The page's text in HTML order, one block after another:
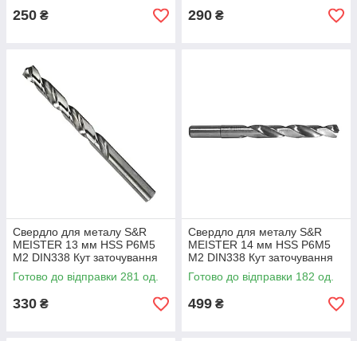
250 ₴ 290 ₴
Свердло для металу S&R
MEISTER 13 мм HSS Р6М5
М2 DIN338 Кут заточування
135 град (108801300)
Готово до відправки 281 од.
330 ₴
Свердло для металу S&R
MEISTER 14 мм HSS Р6М5
М2 DIN338 Кут заточування
135 град хвостовик 13 мм
(108801400)
Готово до відправки 182 од.
499 ₴